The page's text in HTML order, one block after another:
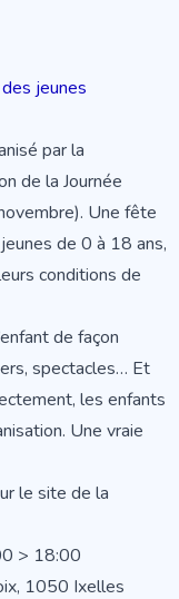
jeunes
par la
de la Journée
Une fête
de 0 à 18 ans,
conditions de
de façon
spectacles… Et
les enfants
Une vraie
le site de la
> 18:00
1050 Ixelles